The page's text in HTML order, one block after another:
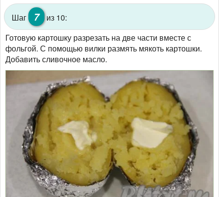
Шаг 7
из 10:
Готовую картошку разрезать на две части вместе с
фольгой. С помощью вилки размять мякоть картошки.
Добавить сливочное масло.